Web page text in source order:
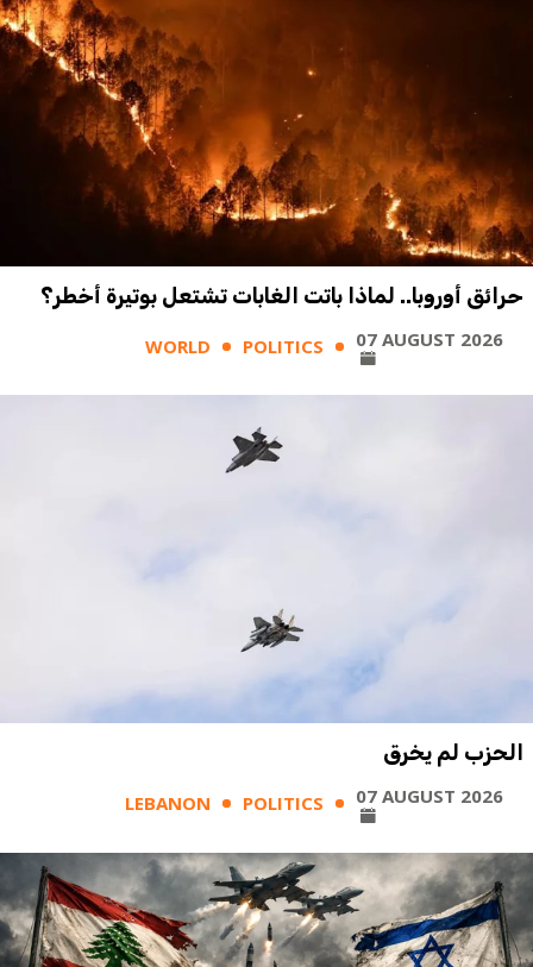
حرائق أوروبا.. لماذا باتت الغابات تشتعل بوتيرة أخطر؟
WORLD POLITICS 07 AUGUST 2026
الحزب لم يخرق
LEBANON POLITICS 07 AUGUST 2026